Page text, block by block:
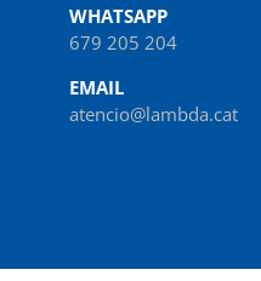
WHATSAPP
679 205 204
EMAIL
atencio@lambda.cat